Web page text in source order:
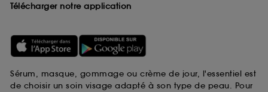
Télécharger notre application
Sérum, masque, gommage ou crème de jour, l'essentiel est
de choisir un soin visage adapté à son type de peau. Pour